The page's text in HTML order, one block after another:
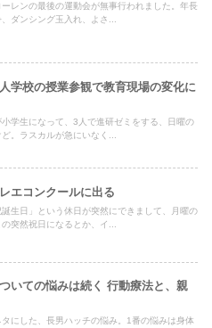
レンの最後の運動会が無事行われました。年長
ダンシング玉入れ、よさ...
学校の授業参観で教育現場の変化に
学生になって、3人で進研ゼミをする、日曜の
。ラスカルが急にいなく...
エコンクールに出る
生日」という休日が突然にできまして、月曜の
突然祝日になるとか、イ...
悩みは続く 行動療法と、親
にした、長男ハッチの悩み。1番の悩みは身体